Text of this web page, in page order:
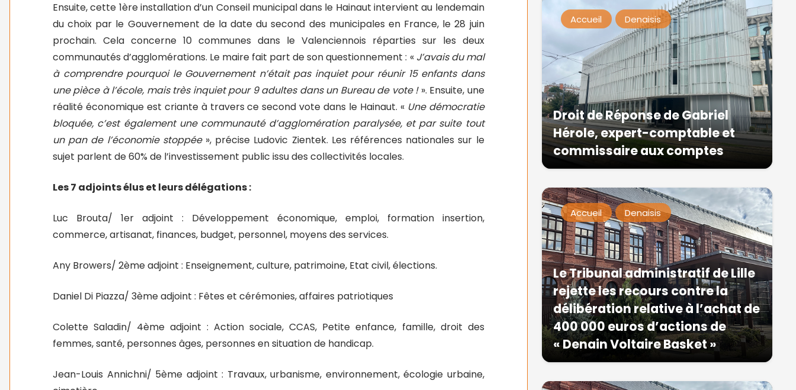
Ensuite, cette 1ère installation d’un Conseil municipal dans le Hainaut intervient au lendemain
du choix par le Gouvernement de la date du second des municipales en France, le 28 juin
prochain. Cela concerne 10 communes dans le Valenciennois réparties sur les deux
communautés d’agglomérations. Le maire fait part de son questionnement : « J’avais du mal
à comprendre pourquoi le Gouvernement n’était pas inquiet pour réunir 15 enfants dans
une pièce à l’école, mais très inquiet pour 9 adultes dans un Bureau de vote ! ». Ensuite, une
réalité économique est criante à travers ce second vote dans le Hainaut. « Une démocratie
bloquée, c’est également une communauté d’agglomération paralysée, et par suite tout
un pan de l’économie stoppée », précise Ludovic Zientek. Les références nationales sur le
sujet parlent de 60% de l’investissement public issu des collectivités locales.
Les 7 adjoints élus et leurs délégations :
Luc Brouta/ 1er adjoint : Développement économique, emploi, formation insertion,
commerce, artisanat, finances, budget, personnel, moyens des services.
Any Browers/ 2ème adjoint : Enseignement, culture, patrimoine, Etat civil, élections.
Daniel Di Piazza/ 3ème adjoint : Fêtes et cérémonies, affaires patriotiques
Colette Saladin/ 4ème adjoint : Action sociale, CCAS, Petite enfance, famille, droit des
femmes, santé, personnes âges, personnes en situation de handicap.
Jean-Louis Annichni/ 5ème adjoint : Travaux, urbanisme, environnement, écologie urbaine,
Accueil Denaisis
Droit de Réponse de Gabriel
Hérole, expert-comptable et
commissaire aux comptes
Accueil Denaisis
Le Tribunal administratif de Lille
rejette les recours contre la
délibération relative à l’achat de
400 000 euros d’actions de
« Denain Voltaire Basket »